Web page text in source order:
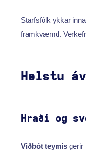
Starfsfólk ykkar
framkvæmd.
Helstu
Hraði og
Viðbót teymisgerir